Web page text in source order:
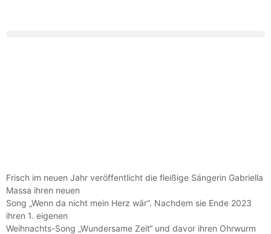
Frisch im neuen Jahr veröffentlicht die fleißige Sängerin Gabriella
Massa ihren neuen
Song „Wenn da nicht mein Herz wär“. Nachdem sie Ende 2023
ihren 1. eigenen
Weihnachts-Song „Wundersame Zeit“ und davor ihren Ohrwurm